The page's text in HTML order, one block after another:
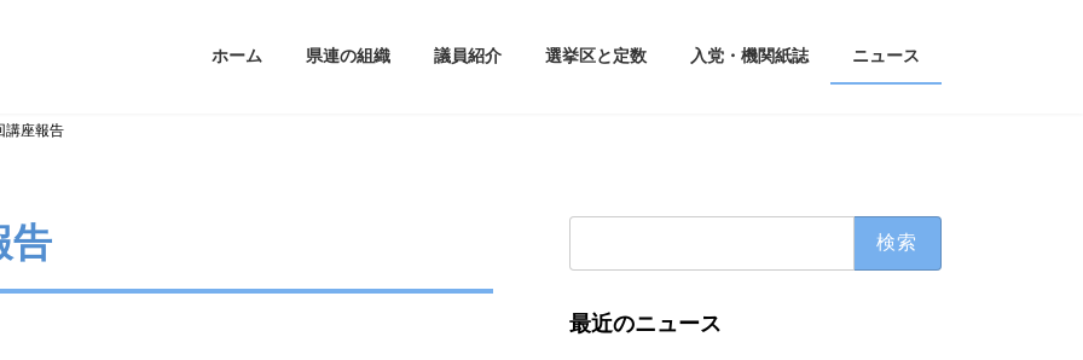
ホーム 県連の組織 議員紹介 選挙区と定数 入党・機関紙誌 ニュース
講座報告
告
最近のニュース